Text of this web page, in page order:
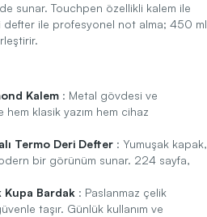
sunar. Touchpen özellikli kalem ile
defter ile profesyonel not alma; 450 ml
Kalem : Metal gövdesi ve
klasik yazım hem cihaz
Termo Deri Defter : Yumuşak kapak,
bir görünüm sunar. 224 sayfa,
Bardak : Paslanmaz çelik
taşır. Günlük kullanım ve